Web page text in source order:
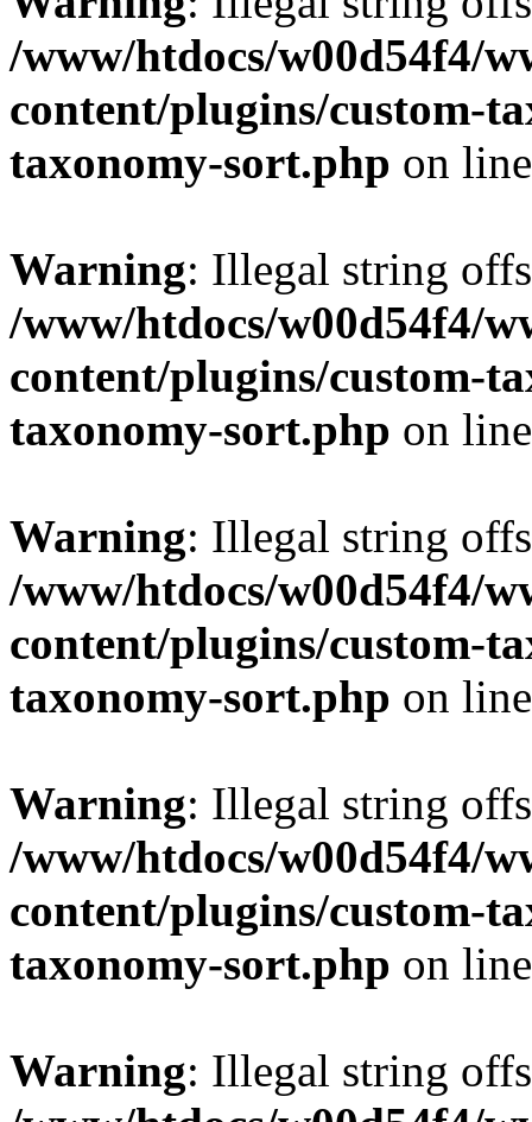
/www/htdocs/w00d54f4/
content/plugins/custom-
taxonomy-sort.php on
Warning: Illegal string
/www/htdocs/w00d54f4/
content/plugins/custom-
taxonomy-sort.php on
Warning: Illegal string
/www/htdocs/w00d54f4/
content/plugins/custom-
taxonomy-sort.php on
Warning: Illegal string
/www/htdocs/w00d54f4/
content/plugins/custom-
taxonomy-sort.php on
Warning: Illegal string